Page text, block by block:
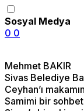
Sosyal Medya
0 0
Mehmet BAKIR
Sivas Belediye
Ceyhan’ı
Samimi bir